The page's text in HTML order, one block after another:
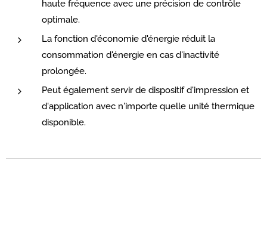
haute fréquence avec une précision de contrôle
optimale.
La fonction d'économie d'énergie réduit la
consommation d'énergie en cas d'inactivité
prolongée.
Peut également servir de dispositif d'impression et
d'application avec n'importe quelle unité thermique
disponible.